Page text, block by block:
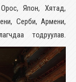
Япон, Хятад,
Серби, Армени,
тодруулав.